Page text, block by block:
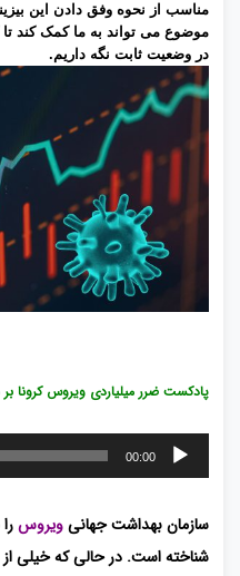
مناسب از نحوه وفق دادن این
موضوع می تواند به ما کمک کند
در وضعیت ثابت نگه داریم.
پادکست ضرر میلیاردی ویروس کرونا
پخش‌کننده
صوت
00:00
سازمان بهداشت جهانیویروس
شناخته است. در حالی که خیلی از